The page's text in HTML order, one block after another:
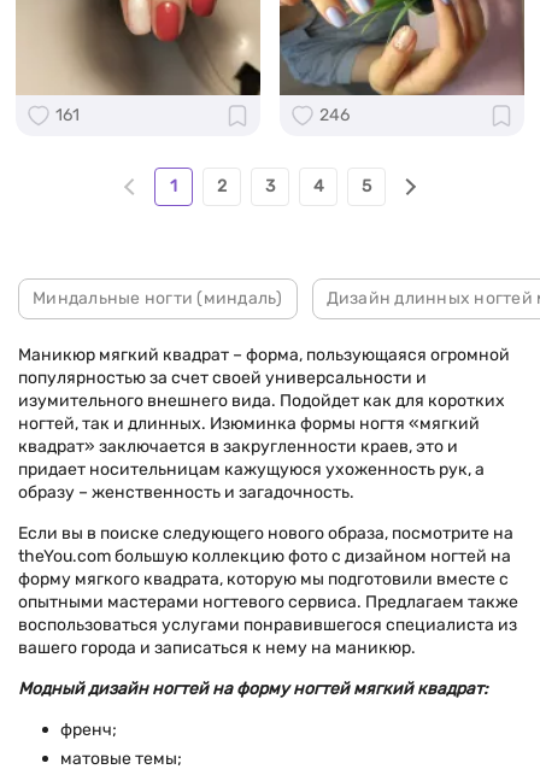
161 246
1 2 3 4 5
Миндальные ногти (миндаль) Дизайн длинных
Маникюр мягкий квадрат – форма, пользующаяся огромной
популярностью за счет своей универсальности и
изумительного внешнего вида. Подойдет как для коротких
ногтей, так и длинных. Изюминка формы ногтя «мягкий
квадрат» заключается в закругленности краев, это и
придает носительницам кажущуюся ухоженность рук, а
образу – женственность и загадочность.
Если вы в поиске следующего нового образа, посмотрите на
theYou.com большую коллекцию фото с дизайном ногтей на
форму мягкого квадрата, которую мы подготовили вместе с
опытными мастерами ногтевого сервиса. Предлагаем также
воспользоваться услугами понравившегося специалиста из
вашего города и записаться к нему на маникюр.
Модный дизайн ногтей на форму ногтей мягкий квадрат:
френч;
матовые темы;